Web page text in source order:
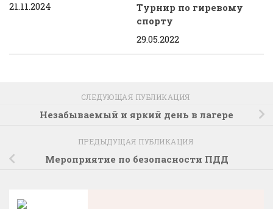
21.11.2024
Турнир по гиревому
спорту
29.05.2022
СЛЕДУЮЩАЯ ПУБЛИКАЦИЯ
Незабываемый и яркий день в лагере
ПРЕДЫДУЩАЯ ПУБЛИКАЦИЯ
Мероприятие по безопасности ПДД